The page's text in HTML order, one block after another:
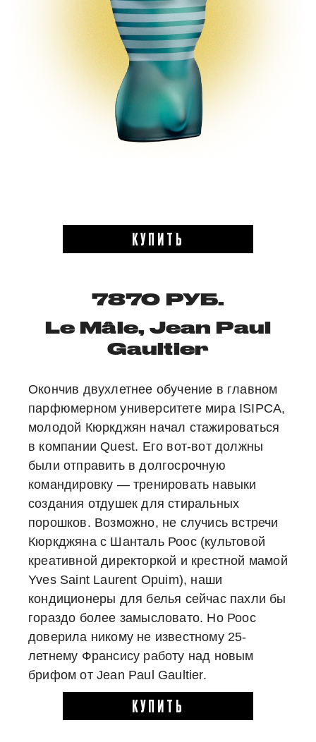
КУПИТЬ
7870 РУБ.
Le Mâle, Jean Paul
Gaultier
Окончив двухлетнее обучение в главном
парфюмерном университете мира ISIPCA,
молодой Кюркджян начал стажироваться
в компании Quest. Его вот-вот должны
были отправить в долгосрочную
командировку — тренировать навыки
создания отдушек для стиральных
порошков. Возможно, не случись встречи
Кюркджяна с Шанталь Роос (культовой
креативной директоркой и крестной мамой
Yves Saint Laurent Opuim), наши
кондиционеры для белья сейчас пахли бы
гораздо более замысловато. Но Роос
доверила никому не известному 25-
летнему Франсису работу над новым
брифом от Jean Paul Gaultier.
КУПИТЬ